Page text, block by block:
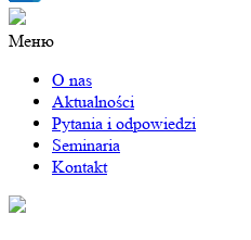
Меню
O nas
Aktualności
Pytania i odpowiedzi
Seminaria
Kontakt